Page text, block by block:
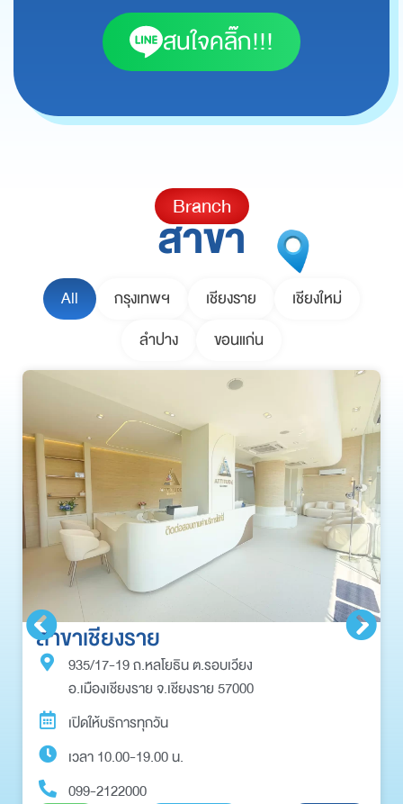
สนใจคลิ๊ก!!!
Branch
สาขา
All กรุงเทพฯ เชียงราย
เชียงใหม่
ลำปาง
ขอนแก่น
สาขาเชียงราย
935/17-19 ถ.หลโยธิน ต.รอบเวียง
อ.เมืองเชียงราย จ.เชียงราย 57000
เปิดให้บริการทุกวัน
เวลา 10.00-19.00 น.
099-2122000